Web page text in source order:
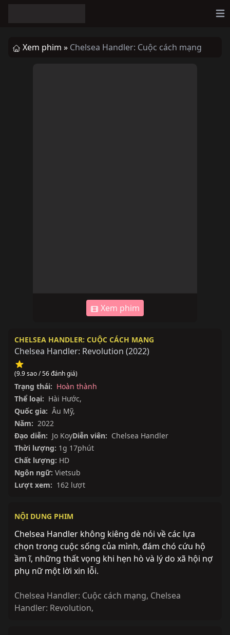
Xem phim » Chelsea Handler: Cuộc cách mạng
Xem phim
CHELSEA HANDLER: CUỘC CÁCH MẠNG
Chelsea Handler: Revolution (2022)
(9.9 sao / 56 đánh giá)
Trạng thái: Hoàn thành
Thể loại: Hài Hước,
Quốc gia: Âu Mỹ,
Năm: 2022
Đạo diễn: Jo KoyDiễn viên: Chelsea Handler
Thời lượng: 1g 17phút
Chất lượng: HD
Ngôn ngữ: Vietsub
Lượt xem: 162 lượt
NỘI DUNG PHIM
Chelsea Handler không kiêng dè nói về các lựa
chọn trong cuộc sống của mình, đám chó cứu hộ
ầm ĩ, những thất vọng khi hẹn hò và lý do xã hội nợ
phụ nữ một lời xin lỗi.
Chelsea Handler: Cuộc cách mạng, Chelsea
Handler: Revolution,